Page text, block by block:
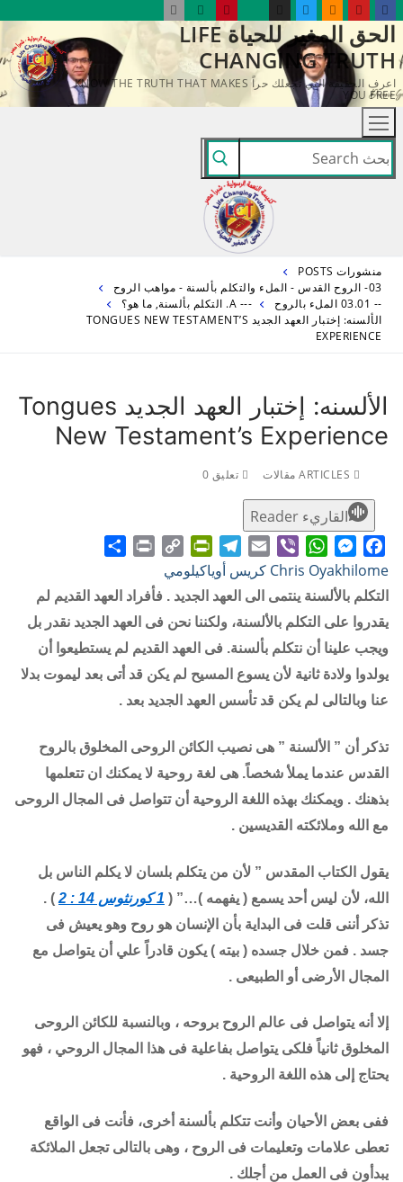
التجاوز
إلى
المحتوى
الحق المغير للحياة LIFE
CHANGING TRUTH
اعرف الحقيقة التي تجعلك حراً KNOW THE TRUTH THAT MAKES
YOU FREE
البحث
عن:
منشورات POSTS
03- الروح القدس - الملء والتكلم بألسنة - مواهب الروح
-- 03.01 الملء بالروح
--- A. التكلم بألسنة, ما هو؟
الألسنه: إختبار العهد الجديد TONGUES NEW TESTAMENT’S
EXPERIENCE
الألسنه: إختبار العهد الجديد Tongues
New Testament’s Experience
تعليق 0
القاريء Reader
Facebook
Messenger
WhatsApp
Viber
Email
Telegram
PrintFriendly
Copy
Link
Chris Oyakhilome كريس أوياكيلومي
التكلم بالألسنة ينتمى الى العهد الجديد . فأفراد العهد القديم لم
يقدروا على التكلم بالألسنة، ولكننا نحن فى العهد الجديد نقدر بل
ويجب علينا أن نتكلم بألسنة. فى العهد القديم لم يستطيعوا أن
يولدوا ولادة ثانية لأن يسوع المسيح لم يكن قد أتى بعد ليموت بدلا
عنا وبالتالى لم يكن قد تأسس العهد الجديد بعد .
تذكر أن ” الألسنة ” هى نصيب الكائن الروحى المخلوق بالروح
القدس عندما يملأ شخصاً. هى لغة روحية لا يمكنك ان تتعلمها
بذهنك . ويمكنك بهذه اللغة الروحية أن تتواصل فى المجال الروحى
مع الله وملائكته القديسين .
يقول الكتاب المقدس ” لأن من يتكلم بلسان لا يكلم الناس بل
الله، لأن ليس أحد يسمع ( يفهمه )…” ( 1 كورنثوس 14 : 2
) .
تذكر أننى قلت فى البداية بأن الإنسان هو روح وهو يعيش فى
جسد . فمن خلال جسده ( بيته ) يكون قادراً علي أن يتواصل مع
المجال الأرضى أو الطبيعى .
إلا أنه يتواصل فى عالم الروح بروحه ، وبالنسبة للكائن الروحى
المخلوق ثانياً فلكى يتواصل بفاعلية فى هذا المجال الروحي ، فهو
يحتاج إلى هذه اللغة الروحية .
ففى بعض الأحيان وأنت تتكلم بألسنة أخرى، فأنت فى الواقع
تعطى علامات وتعليمات فى الروح ، وهى بالتالى تجعل الملائكة
يبدأون فى العمل من أجلك .